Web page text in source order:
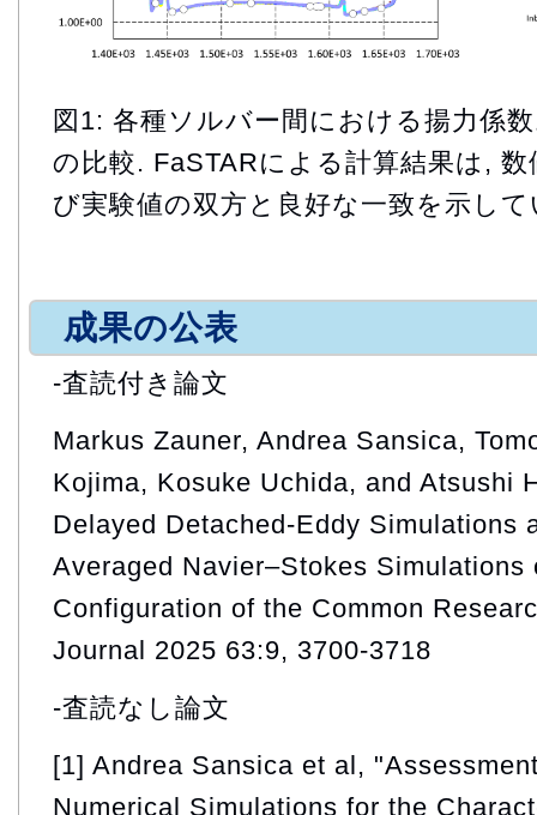
図1: 各種ソルバー間における揚力係
の比較. FaSTARによる計算結果は,
び実験値の双方と良好な一致を示し
成果の公表
-査読付き論文
Markus Zauner, Andrea Sansica,
Kojima, Kosuke Uchida, and Atsushi
Delayed Detached-Eddy Simulations
Averaged Navier–Stokes
Configuration of the Common
Journal 2025 63:9, 3700-3718
-査読なし論文
[1] Andrea Sansica et al,
Numerical Simulations for the